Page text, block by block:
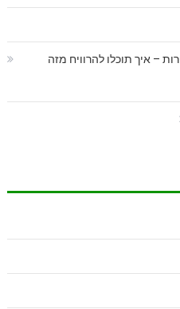
– איך תוכלו להרוויח מזה